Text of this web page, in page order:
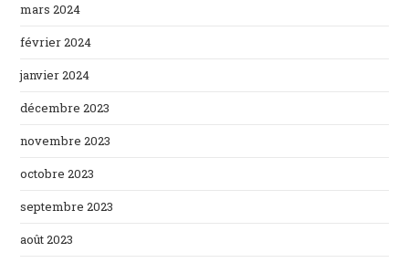
mars 2024
février 2024
janvier 2024
décembre 2023
novembre 2023
octobre 2023
septembre 2023
août 2023